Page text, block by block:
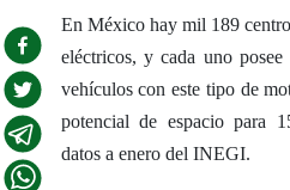
En México hay mil 189
eléctricos, y cada uno
vehículos con este tipo de
potencial de espacio para
datos a enero del INEGI.